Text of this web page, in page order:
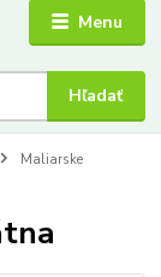
Menu
Hľadať
Maliarske